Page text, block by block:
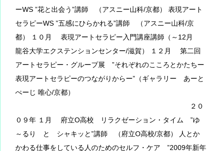
ーWS ”花と出会う”講師 （アスニー山科/京都） 表現アート
セラピーWS ”五感にひらかれる”講師 （アスニー山科/京
都） １０月 表現アートセラピー入門講座講師（～12月
龍谷大学エクステンションセンター/滋賀） １２月 第二回
アートセラピー・グループ展 ”それぞれのこころとかたちー
表現アートセラピーのつながりからー”（ギャラリー あーと
ぺーじ 唯心/京都）
２０
０９年 １月 府立O高校 リラクゼーション・タイム ”ゆ
～るり と シャキッと”講師 （府立O高校/京都） 人とか
かわる仕事をしている人のためのセルフ・ケア ”2009年新年